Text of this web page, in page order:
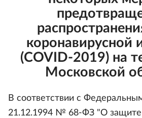
коронавирусной
(COVID-2019) на
Московской
В соответствии с
21.12.1994 № 68-ФЗ "О защите